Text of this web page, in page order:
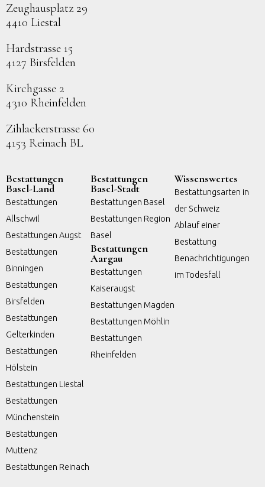
Zeughausplatz 29
4410 Liestal
Hardstrasse 15
4127 Birsfelden
Kirchgasse 2
4310 Rheinfelden
Zihlackerstrasse 60
4153 Reinach BL
Bestattungen
Basel-Land
Bestattungen
Allschwil
Bestattungen Augst
Bestattungen
Binningen
Bestattungen
Birsfelden
Bestattungen
Gelterkinden
Bestattungen
Hölstein
Bestattungen Liestal
Bestattungen
Münchenstein
Bestattungen
Muttenz
Bestattungen Reinach
Bestattungen
Basel-Stadt
Bestattungen Basel
Bestattungen Region
Basel
Bestattungen
Aargau
Bestattungen
Kaiseraugst
Bestattungen Magden
Bestattungen Möhlin
Bestattungen
Rheinfelden
Wissenswertes
Bestattungsarten in
der Schweiz
Ablauf einer
Bestattung
Benachrichtigungen
im Todesfall